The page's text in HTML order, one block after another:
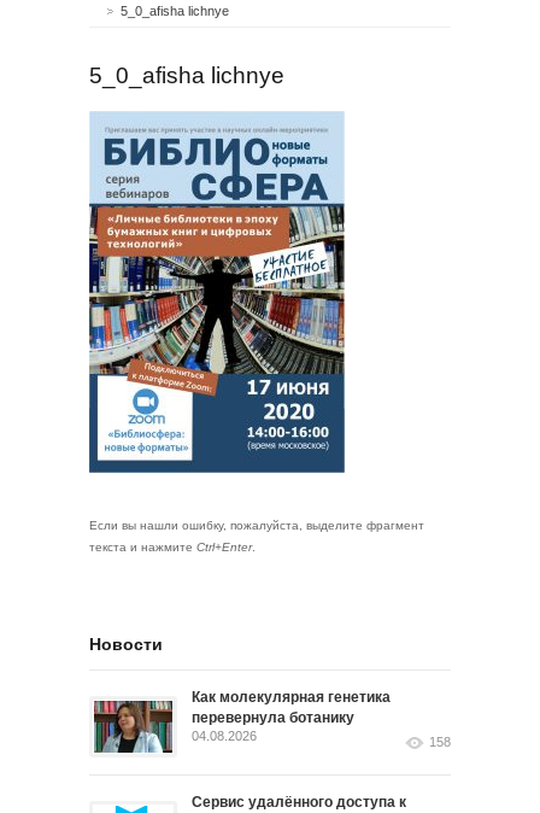
5_0_afisha lichnye
5_0_afisha lichnye
Если вы нашли ошибку, пожалуйста, выделите фрагмент
текста и нажмите Ctrl+Enter.
Новости
Как молекулярная генетика
перевернула ботанику
04.08.2026 158
Сервис удалённого доступа к